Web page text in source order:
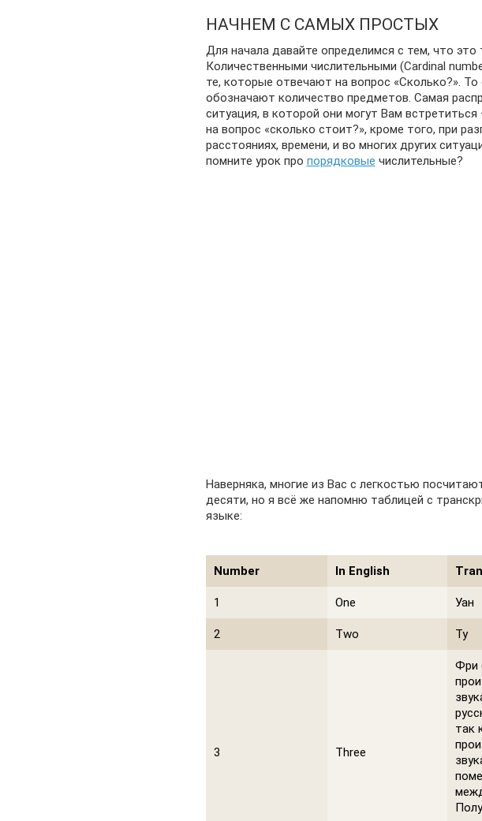
НАЧНЕМ С САМЫХ ПРОСТЫХ
Для начала давайте определимся с тем, что это
Количественными числительными (Cardinal
те, которые отвечают на вопрос «Сколько?». То
обозначают количество предметов. Самая
ситуация, в которой они могут Вам встретиться
на вопрос «сколько стоит?», кроме того, при
расстояниях, времени, и во многих других
помните урок про порядковые числительные?
Наверняка, многие из Вас с легкостью
десяти, но я всё же напомню таблицей с
языке:
Number In English
1 One Уан
2 Two Ту
3 Three
Фри
так